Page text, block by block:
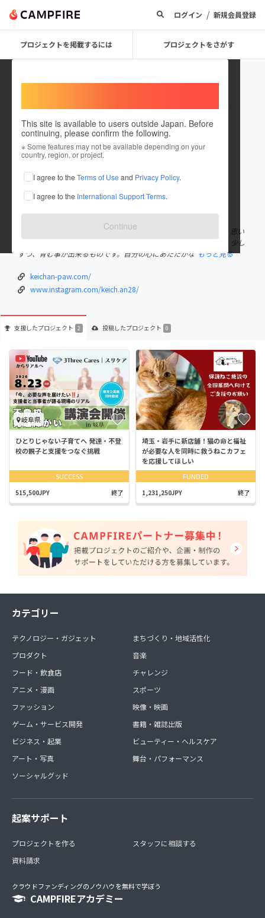
ログイン / 新規会員登録
プロジェクトを掲載するには プロジェクトをさがす
This site is available to users outside Japan. Before
continuing, please confirm the following.
※ Some features may not be available depending on your
country, region, or project.
I agree to the Terms of Use and Privacy Policy.
I agree to the International Support Terms.
Continue
熊倉恵子
これまでに2回支援しています
在住国：日本 現在地：静岡県
出身国：日本 出身地：未設定
私は学歴や知識よりも、大切な“心”を育むことを重んじています。思い
やりや素直さ、人を信じる気持ちは、どんなに過去がつらくとも、少し
ずつ、育む事が出来るものです。自分の心にあたたかな もっと見る
keichan-paw.com/
www.instagram.com/keich.an28/
支援したプロジェクト 2 投稿したプロジェクト 0
岐阜県
ひとりじゃない子育てへ 発達・不登
校の親子と支援をつなぐ挑戦
SUCCESS
515,500JPY 終了
埼玉・岩手に新店舗！猫の命と福祉
が必要な人を同時に救うねこカフェ
を応援してほしい
FUNDED
1,231,250JPY 終了
カテゴリー
テクノロジー・ガジェット
プロダクト
フード・飲食店
アニメ・漫画
ファッション
ゲーム・サービス開発
ビジネス・起業
アート・写真
ソーシャルグッド
まちづくり・地域活性化
音楽
チャレンジ
スポーツ
映像・映画
書籍・雑誌出版
ビューティー・ヘルスケア
舞台・パフォーマンス
起案サポート
プロジェクトを作る
資料請求
スタッフに相談する
クラウドファンディングのノウハウを無料で学ぼう
CAMPFIREアカデミー